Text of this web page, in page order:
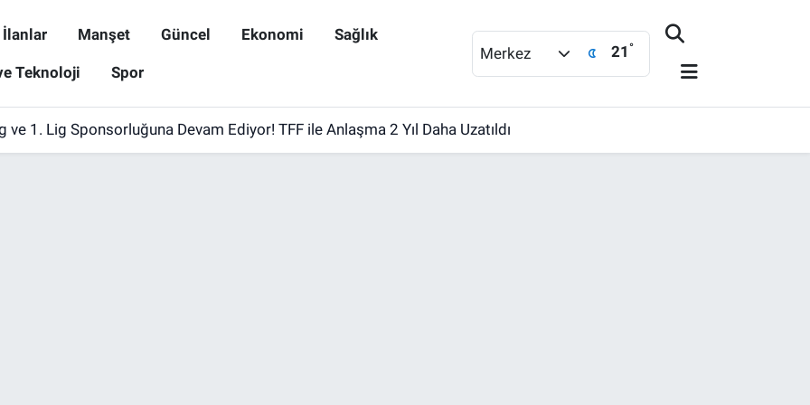
İlanlar Manşet Güncel Ekonomi Sağlık
Teknoloji Spor
Merkez 21 °
ve 1. Lig Sponsorluğuna Devam Ediyor! TFF ile Anlaşma 2 Yıl Daha Uzatıldı